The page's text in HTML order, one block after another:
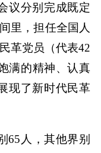
议分别完成既定
里，担任全国人
革党员（代表42
满的精神、认真
现了新时代民革
65人，其他界别